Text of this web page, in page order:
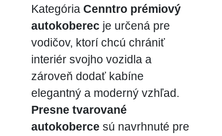
Kategória Cenntro prémiový
autokoberec je určená pre
vodičov, ktorí chcú chrániť
interiér svojho vozidla a
zároveň dodať kabíne
elegantný a moderný vzhľad.
Presne tvarované
autokoberce sú navrhnuté pre